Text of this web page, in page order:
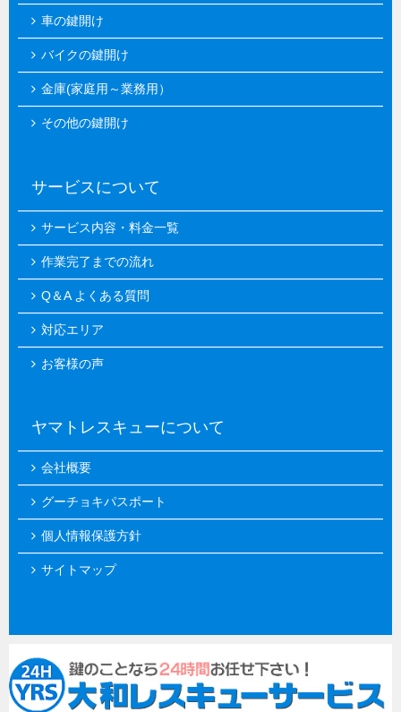
車の鍵開け
バイクの鍵開け
金庫(家庭用～業務用）
その他の鍵開け
サービスについて
サービス内容・料金一覧
作業完了までの流れ
Q＆A よくある質問
対応エリア
お客様の声
ヤマトレスキューについて
会社概要
グーチョキパスポート
個人情報保護方針
サイトマップ